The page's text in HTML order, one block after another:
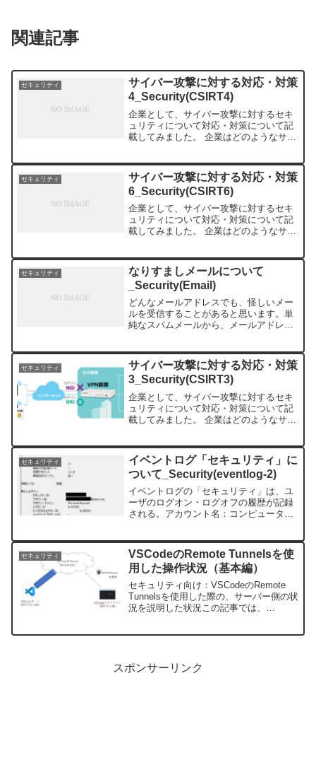
関連記事
セキュリティ
サイバー攻撃に対する対応・対策
4_Security(CSIRT4)
企業として、サイバー攻撃に対するセキ
ュリティについて対応・対策について記
載してみました。 企業はどのようなサイ
撃の種類で数えた場合、下記の５点にな
ります。①標的型メール...
セキュリティ
サイバー攻撃に対する対応・対策
6_Security(CSIRT6)
企業として、サイバー攻撃に対するセキ
ュリティについて対応・対策について記
載してみました。 企業はどのようなサイ
撃の種類で数えた場合、下記の５点にな
ります。①標的型メール...
セキュリティ
なりすましメールについて
_Security(Email)
どんなメールアドレスでも、怪しいメー
ルを受信することがあると思います。単
純なスパムメールから、メールアドレス
ます。なりすましメールについて記載し
てみました。なりすましメ...
セキュリティ
サイバー攻撃に対する対応・対策
3_Security(CSIRT3)
企業として、サイバー攻撃に対するセキ
ュリティについて対応・対策について記
載してみました。 企業はどのようなサイ
撃の種類で数えた場合、下記の５点にな
ります。①標的型メール...
セキュリティ
イベントログ「セキュリティ」に
ついて_Security(eventlog-2)
イベントログの「セキュリティ」は、ユ
ーザのログオン・ログオフの履歴が記録
される。アカウント名：コンピュータ名
4624/4625ローカルログオンの成功/失敗
4634...
セキュリティ
VSCodeのRemote Tunnelsを使
用した操作状況（基本編）
セキュリティ向け：VSCodeのRemote
Tunnelsを使用した際の、サーバー側の状
況を説明した状況この記事では、
スポンサーリンク